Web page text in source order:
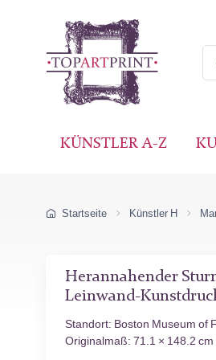
KÜNSTLER A-Z
Startseite Künstler H
Herannahender
Leinwand-
Standort: Boston Museum of
Originalmaß: 71.1 × 148.2 cm